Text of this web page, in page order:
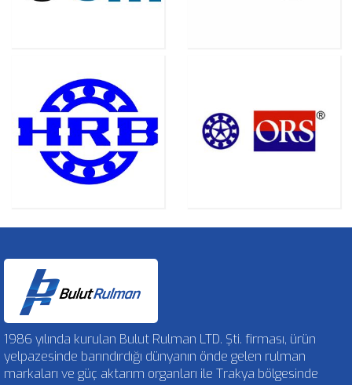
1986 yılında kurulan Bulut Rulman LTD. Şti. firması, ürün
yelpazesinde barındırdığı dünyanın önde gelen rulman
markaları ve güç aktarım organları ile Trakya bölgesinde